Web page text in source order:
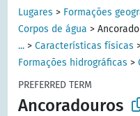
Lugares > Formações
Corpos de água >
... >Características físicas
Formações hidrográficas >
PREFERRED TERM
Ancoradouros